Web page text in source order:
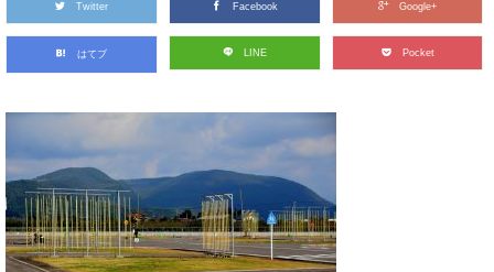
Twitter Facebook Google+
はてブ LINE Pocket